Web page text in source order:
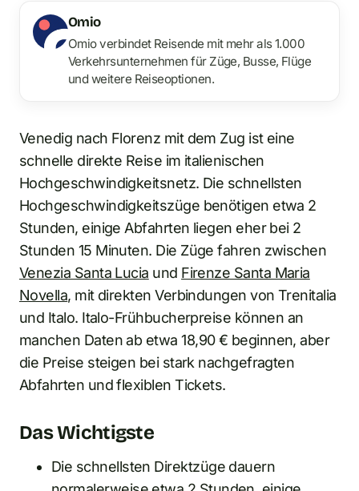
Omio
Omio verbindet Reisende mit mehr als 1.000
Verkehrsunternehmen für Züge, Busse, Flüge
und weitere Reiseoptionen.
Venedig nach Florenz mit dem Zug ist eine
schnelle direkte Reise im italienischen
Hochgeschwindigkeitsnetz. Die schnellsten
Hochgeschwindigkeitszüge benötigen etwa 2
Stunden, einige Abfahrten liegen eher bei 2
Stunden 15 Minuten. Die Züge fahren zwischen
Venezia Santa Lucia und Firenze Santa Maria
Novella, mit direkten Verbindungen von Trenitalia
und Italo. Italo-Frühbucherpreise können an
manchen Daten ab etwa 18,90 € beginnen, aber
die Preise steigen bei stark nachgefragten
Abfahrten und flexiblen Tickets.
Das Wichtigste
Die schnellsten Direktzüge dauern